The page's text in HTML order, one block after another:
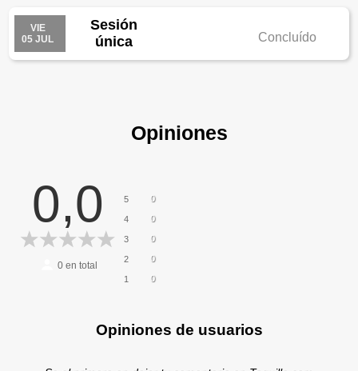
VIE
05 JUL
Sesión
única
Concluído
Opiniones
0,0
0en total
5 0
4 0
3 0
2 0
1 0
Opiniones de usuarios